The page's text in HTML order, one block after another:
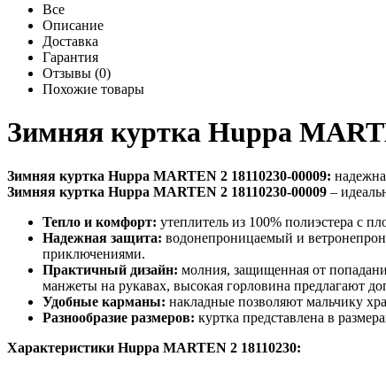
Все
Описание
Доставка
Гарантия
Отзывы (0)
Похожие товары
Зимняя куртка Huppa
Зимняя куртка Huppa MARTEN 2 18110230-00009:
Зимняя куртка Huppa MARTEN 2 18110230-00009 –
Тепло и комфорт: утеплитель из 100% полиэстера с
Надежная защита: водонепроницаемый и
приключениями.
Практичный дизайн: молния, защищенная от
манжеты на рукавах, высокая горловина предлагают
Удобные карманы: накладные позволяют мальчику
Разнообразие размеров: куртка представлена в
Характеристики Huppa MARTEN 2 18110230: